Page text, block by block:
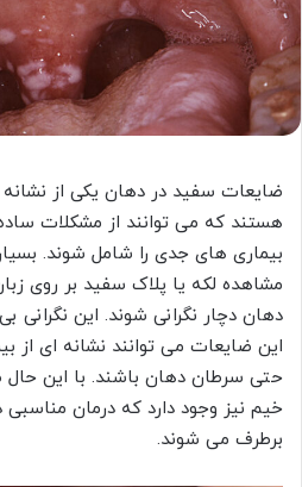
ضایعات سفید در دهان یکی از نشانه
هستند که می توانند از مشکلات ساده
بیماری های جدی را شامل شوند.
مشاهده لکه یا پلاک سفید بر روی
دهان دچار نگرانی شوند. این نگرانی
این ضایعات می توانند نشانه ای از
حتی سرطان دهان باشند. با این
خیم نیز وجود دارد که درمان
برطرف می شوند.